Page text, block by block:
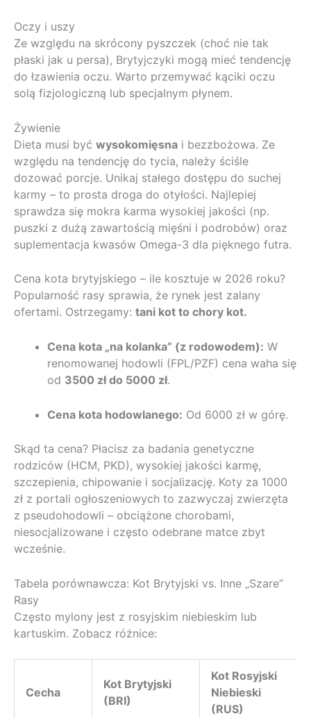
Oczy i uszy
Ze względu na skrócony pyszczek (choć nie tak
płaski jak u persa), Brytyjczyki mogą mieć tendencję
do łzawienia oczu. Warto przemywać kąciki oczu
solą fizjologiczną lub specjalnym płynem.
Żywienie
Dieta musi być wysokomięsna i bezzbożowa. Ze
względu na tendencję do tycia, należy ściśle
dozować porcje. Unikaj stałego dostępu do suchej
karmy – to prosta droga do otyłości. Najlepiej
sprawdza się mokra karma wysokiej jakości (np.
puszki z dużą zawartością mięśni i podrobów) oraz
suplementacja kwasów Omega-3 dla pięknego futra.
Cena kota brytyjskiego – ile kosztuje w 2026 roku?
Popularność rasy sprawia, że rynek jest zalany
ofertami. Ostrzegamy: tani kot to chory kot.
Cena kota „na kolanka” (z rodowodem): W
renomowanej hodowli (FPL/PZF) cena waha się
od 3500 zł do 5000 zł.
Cena kota hodowlanego: Od 6000 zł w górę.
Skąd ta cena? Płacisz za badania genetyczne
rodziców (HCM, PKD), wysokiej jakości karmę,
szczepienia, chipowanie i socjalizację. Koty za 1000
zł z portali ogłoszeniowych to zazwyczaj zwierzęta
z pseudohodowli – obciążone chorobami,
niesocjalizowane i często odebrane matce zbyt
wcześnie.
Tabela porównawcza: Kot Brytyjski vs. Inne „Szare”
Rasy
Często mylony jest z rosyjskim niebieskim lub
kartuskim. Zobacz różnice:
Cecha
Kot Brytyjski
(BRI)
Kot Rosyjski
Niebieski
(RUS)